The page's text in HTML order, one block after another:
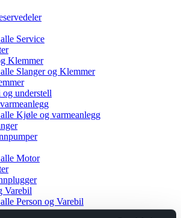
Service
Klemmer
Slanger og Klemmer
og understell
Kjøle og varmeanlegg
Motor
Varebil
Person og Varebil